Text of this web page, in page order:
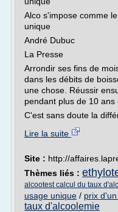
Alco s'impose comme
unique
André Dubuc
La Presse
Arrondir ses fins de
dans les débits de
une chose. Réussir
pendant plus de 10 ans
C'est sans doute la
Lire la suite
Site : http://
Thèmes liés :
alcootest calcul du taux
usage unique / prix
taux d'alcoolemie